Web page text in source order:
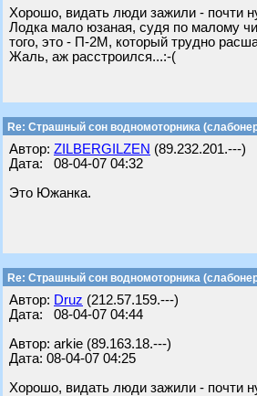
Хорошо, видать люди зажили - почти
Лодка мало юзаная, судя по малому
того, это - П-2М, который трудно
Жаль, аж расстроился...:-(
Re: Страшный сон водномоторника
Автор: ZILBERGILZEN (89.232.201.---)
Дата: 08-04-07 04:32
Это Южанка.
Re: Страшный сон водномоторника
Автор: Druz (212.57.159.---)
Дата: 08-04-07 04:44
Автор: arkie (89.163.18.---)
Дата: 08-04-07 04:25
Хорошо, видать люди зажили - почти